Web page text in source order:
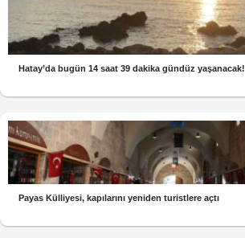
Hatay’da bugün 14 saat 39 dakika gündüz yaşanacak!
Payas Külliyesi, kapılarını yeniden turistlere açtı